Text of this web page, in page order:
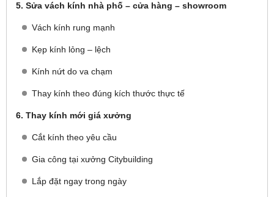
5. Sửa vách kính nhà phố – cửa hàng – showroom
Vách kính rung mạnh
Kẹp kính lỏng – lệch
Kính nứt do va chạm
Thay kính theo đúng kích thước thực tế
6. Thay kính mới giá xưởng
Cắt kính theo yêu cầu
Gia công tại xưởng Citybuilding
Lắp đặt ngay trong ngày